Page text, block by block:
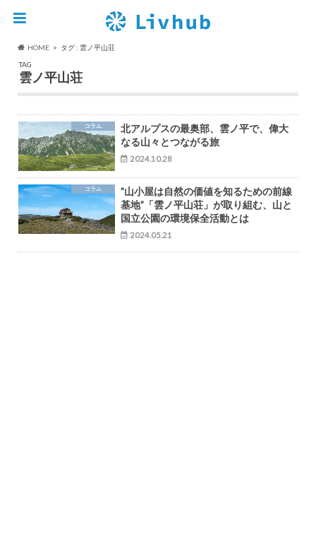
HOME
タグ : 雲ノ平山荘
TAG
雲ノ平山荘
コラム
北アルプスの最奥部、雲ノ平で、偉大
なる山々とつながる旅
2024.10.28
コラム
”山小屋は自然の価値を知るための前線
基地”「雲ノ平山荘」が取り組む、山と
国立公園の環境保全活動とは
2024.05.21